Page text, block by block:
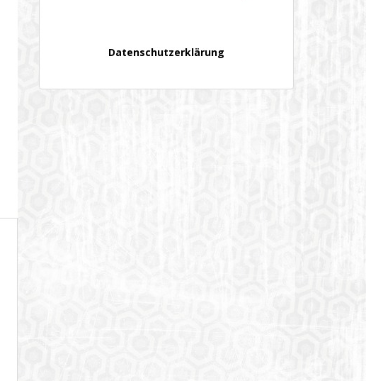
Datenschutzerklärung